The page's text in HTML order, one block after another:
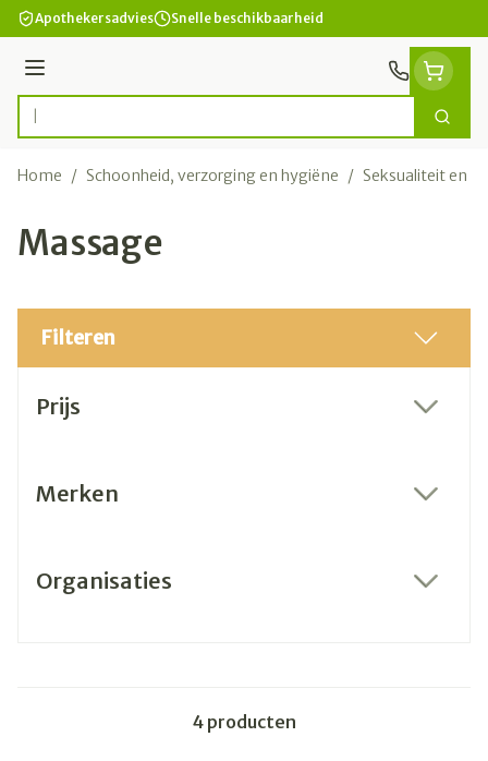
Ga naar de inhoud
Apothekersadvies Snelle beschikbaarheid
Menu
Product, merk, categorie... Zoek
Home / Schoonheid, verzorging en hygiëne / Seksualiteit en
Massage
Filteren
Prijs
Merken
Organisaties
4 producten